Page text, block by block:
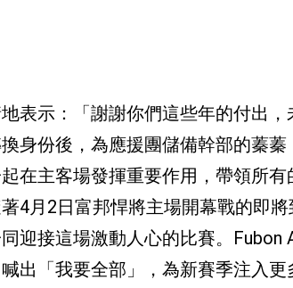
表示：「謝謝你們這些年的付出
身份後，為應援團儲備幹部的蓁
在主客場發揮重要作用，帶領所
4月2日富邦悍將主場開幕戰的即
迎接這場激動人心的比賽。
出「我要全部」，為新賽季注入